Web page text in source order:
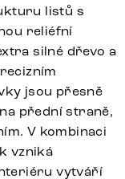
listů s
reliéfní
silné dřevo a
jsou přesně
přední straně,
V kombinaci
vzniká
vytváří